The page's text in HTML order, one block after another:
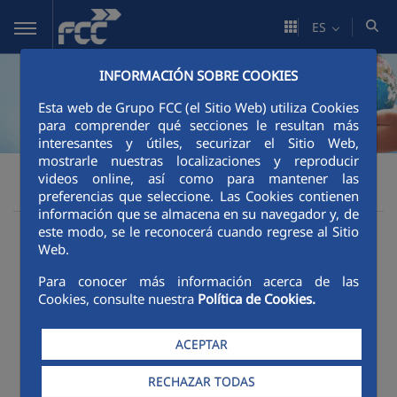
Saltar al contenido principal
INFORMACIÓN SOBRE COOKIES
Esta web de Grupo FCC (el Sitio Web) utiliza Cookies
para comprender qué secciones le resultan más
interesantes y útiles, securizar el Sitio Web,
mostrarle nuestras localizaciones y reproducir
videos online, así como para mantener las
preferencias que seleccione. Las Cookies contienen
información que se almacena en su navegador y, de
este modo, se le reconocerá cuando regrese al Sitio
Web.
Para conocer más información acerca de las
Cookies, consulte nuestra Política de Cookies.
ACEPTAR
RECHAZAR TODAS
ES
FCC Sostenibilidad
Impacto social
Acciones en la comunidad
Fomentando el
progreso social y
medioambiental